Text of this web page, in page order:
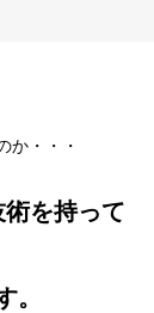
か・・・
を持って
。